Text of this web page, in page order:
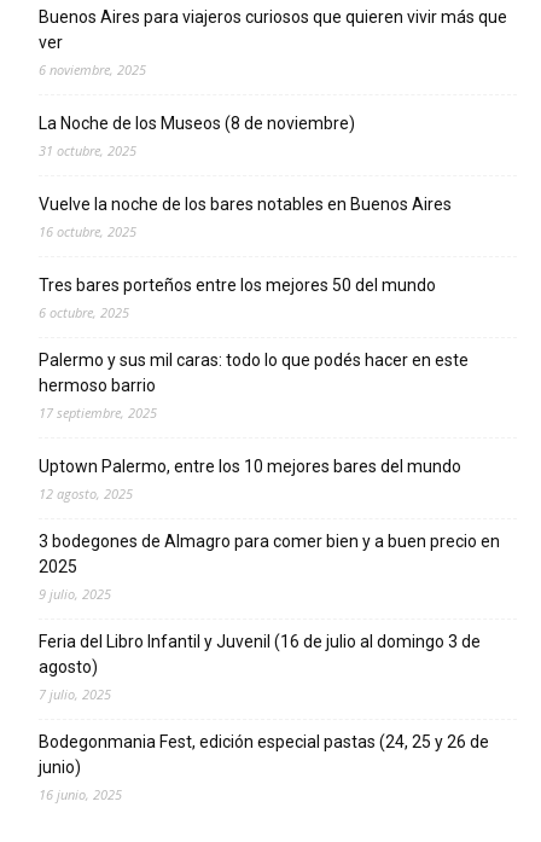
Buenos Aires para viajeros curiosos que quieren vivir más que
ver
6 noviembre, 2025
La Noche de los Museos (8 de noviembre)
31 octubre, 2025
Vuelve la noche de los bares notables en Buenos Aires
16 octubre, 2025
Tres bares porteños entre los mejores 50 del mundo
6 octubre, 2025
Palermo y sus mil caras: todo lo que podés hacer en este
hermoso barrio
17 septiembre, 2025
Uptown Palermo, entre los 10 mejores bares del mundo
12 agosto, 2025
3 bodegones de Almagro para comer bien y a buen precio en
2025
9 julio, 2025
Feria del Libro Infantil y Juvenil (16 de julio al domingo 3 de
agosto)
7 julio, 2025
Bodegonmania Fest, edición especial pastas (24, 25 y 26 de
junio)
16 junio, 2025